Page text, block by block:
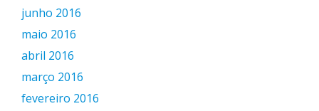
junho 2016
maio 2016
abril 2016
março 2016
fevereiro 2016